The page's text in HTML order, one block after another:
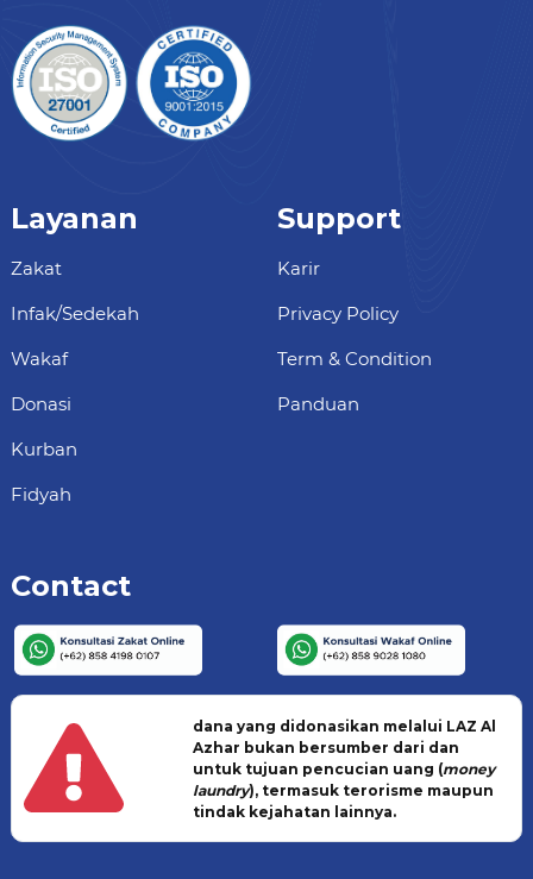
Layanan
Zakat
Infak/Sedekah
Wakaf
Donasi
Kurban
Fidyah
Support
Karir
Privacy Policy
Term & Condition
Panduan
Contact
dana yang didonasikan melalui LAZ Al
Azhar bukan bersumber dari dan
untuk tujuan pencucian uang (money
laundry), termasuk terorisme maupun
tindak kejahatan lainnya.